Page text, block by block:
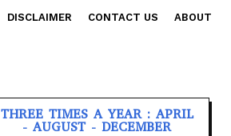
DISCLAIMER CONTACT US ABOUT
THREE TIMES A YEAR : APRIL
- AUGUST - DECEMBER